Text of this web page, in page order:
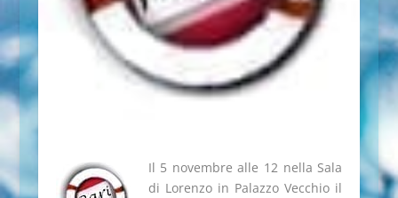
Il 5 novembre alle 12 nella Sala
di Lorenzo in Palazzo Vecchio il